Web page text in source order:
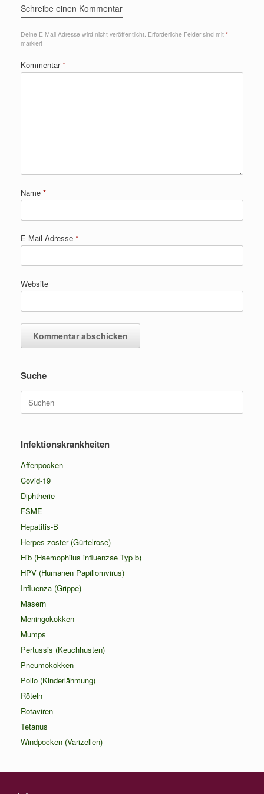
Schreibe einen Kommentar
Deine E-Mail-Adresse wird nicht veröffentlicht. Erforderliche Felder sind mit *
markiert
Kommentar*
Name *
E-Mail-Adresse *
Website
Suche
Suchen
nach:
Infektionskrankheiten
Affenpocken
Covid-19
Diphtherie
FSME
Hepatitis-B
Herpes zoster (Gürtelrose)
Hib (Haemophilus influenzae Typ b)
HPV (Humanen Papillomvirus)
Influenza (Grippe)
Masern
Meningokokken
Mumps
Pertussis (Keuchhusten)
Pneumokokken
Polio (Kinderlähmung)
Röteln
Rotaviren
Tetanus
Windpocken (Varizellen)